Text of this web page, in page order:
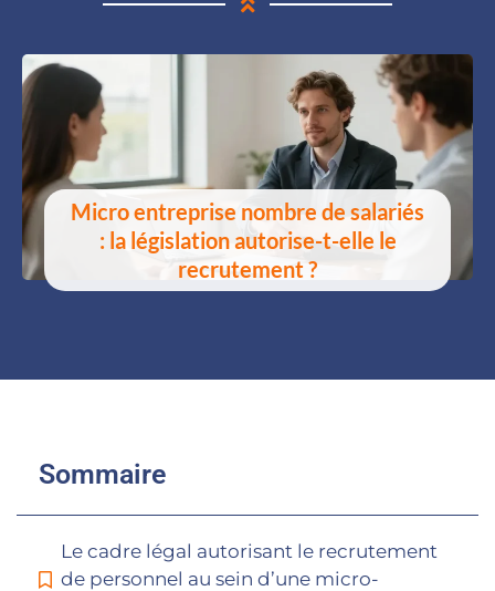
Micro entreprise nombre de salariés
: la législation autorise-t-elle le
recrutement ?
Sommaire
Le cadre légal autorisant le recrutement
de personnel au sein d’une micro-